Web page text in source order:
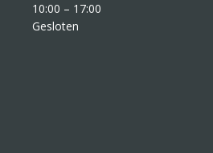
10:00 – 17:00
Gesloten